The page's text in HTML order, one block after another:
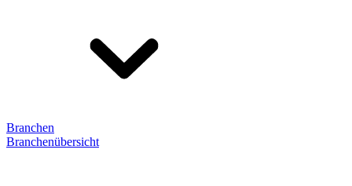
Branchen
Branchenübersicht